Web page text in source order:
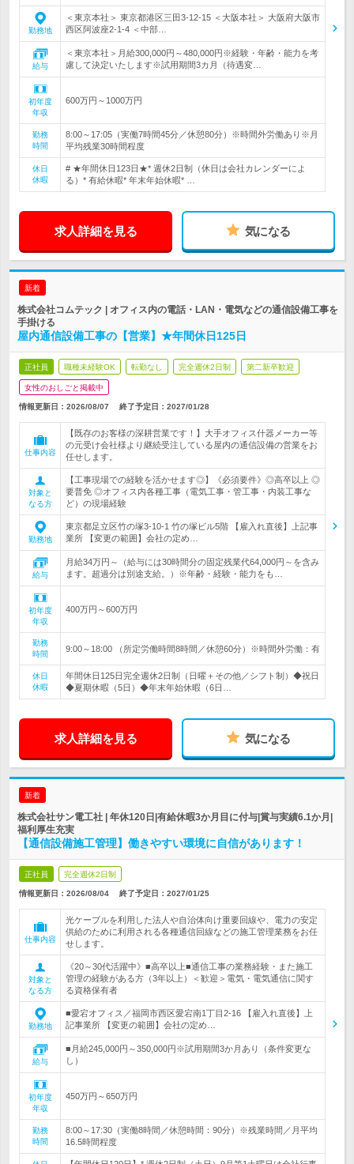
勤務地
＜東京本社＞ 東京都港区三田3-12-15 ＜大阪本社＞ 大阪府大阪市
西区阿波座2-1-4 ＜中部…
給与
＜東京本社＞月給300,000円～480,000円※経験・年齢・能力を考
慮して決定いたします※試用期間3カ月（待遇変…
初年度
年収
600万円～1000万円
勤務
時間
8:00～17:05（実働7時間45分／休憩80分）※時間外労働あり※月
平均残業30時間程度
休日
休暇
# ★年間休日123日★* 週休2日制（休日は会社カレンダーによ
る）* 有給休暇* 年末年始休暇* …
求人詳細を見る 気になる
新着
株式会社コムテック | オフィス内の電話・LAN・電気などの通信設備工事を
手掛ける
屋内通信設備工事の【営業】★年間休日125日
正社員 職種未経験OK 転勤なし 完全週休2日制 第二新卒歓迎
女性のおしごと掲載中
情報更新日：2026/08/07 終了予定日： 2027/01/28
仕事内容
【既存のお客様の深耕営業です！】大手オフィス什器メーカー等
の元受け会社様より継続受注している屋内の通信設備の営業をお
任せします。
対象と
なる方
【工事現場での経験を活かせます◎】《必須要件》◎高卒以上 ◎
要普免 ◎オフィス内各種工事（電気工事・管工事・内装工事な
ど）の現場経験
勤務地
東京都足立区竹の塚3-10-1 竹の塚ビル5階 【雇入れ直後】上記事
業所 【変更の範囲】会社の定め…
給与
月給34万円～（給与には30時間分の固定残業代64,000円～を含み
ます。超過分は別途支給。）※年齢・経験・能力をも…
初年度
年収
400万円～600万円
勤務
時間
9:00～18:00 （所定労働時間8時間／休憩60分）※時間外労働：有
休日
休暇
年間休日125日完全週休2日制（日曜＋その他／シフト制）◆祝日
◆夏期休暇（5日）◆年末年始休暇（6日…
求人詳細を見る 気になる
新着
株式会社サン電工社 | 年休120日|有給休暇3か月目に付与|賞与実績6.1か月|
福利厚生充実
【通信設備施工管理】働きやすい環境に自信があります！
正社員 完全週休2日制
情報更新日：2026/08/04 終了予定日： 2027/01/25
仕事内容
光ケーブルを利用した法人や自治体向け重要回線や、電力の安定
供給のために利用される各種通信回線などの施工管理業務をお任
せします。
対象と
なる方
《20～30代活躍中》■高卒以上■通信工事の業務経験・また施工
管理の経験がある方（3年以上）＜歓迎＞電気・電気通信に関す
る資格保有者
勤務地
■愛宕オフィス／福岡市西区愛宕南1丁目2-16 【雇入れ直後】上
記事業所 【変更の範囲】会社の定め…
給与
■月給245,000円～350,000円※試用期間3か月あり（条件変更な
し）
初年度
年収
450万円～650万円
勤務
時間
8:00～17:30（実働8時間／休憩時間：90分）※残業時間／月平均
16.5時間程度